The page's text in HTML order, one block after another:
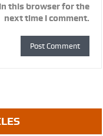
this browser for the
next time I comment.